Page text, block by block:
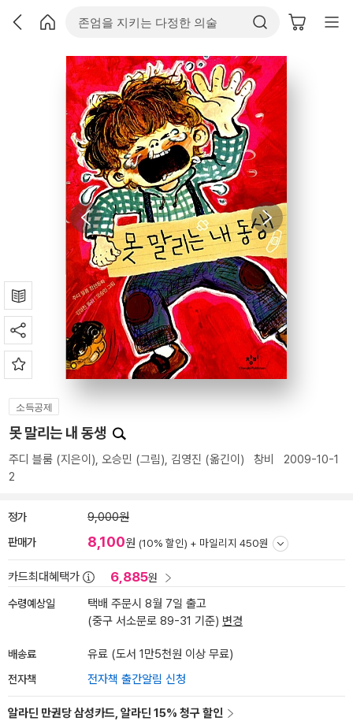
소득공제
못 말리는 내 동생
주디 블룸 (지은이), 오승민 (그림), 김영진 (옮긴이) 창비
2009-10-1
2
정가 9,000원
판매가 8,100원 (10% 할인) + 마일리지 450원
카드최대혜택가 6,885원
수령예상일
택배 주문시 8월 7일 출고
(중구 서소문로 89-31 기준) 변경
배송료 유료 (도서 1만5천원 이상 무료)
전자책 전자책 출간알림 신청
알라딘 만권당 삼성카드, 알라딘 15% 청구 할인